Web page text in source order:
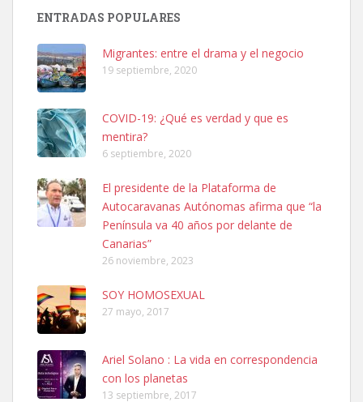
SHIBA PERDIDO AVDA JOSE MESA Y LOPEZ
06/07/2025 ZONA MESA Y LOPEZ. ES MUY ASUSTADIZO
Leales.org » Gran Canaria | 6.7.2025
Ninfa perdida
El día 5 se los perdió una ninfa papillera, asustada tiene miedo a la
Leales.org » Gran Canaria
6.7.2025
Adopcion
ENTRADAS POPULARES
Migrantes: entre el drama y el negocio
19 septiembre, 2020
COVID-19: ¿Qué es verdad y que es
mentira?
6 septiembre, 2020
El presidente de la Plataforma de
Autocaravanas Autónomas afirma que “la
Península va 40 años por delante de
Canarias”
26 noviembre, 2023
SOY HOMOSEXUAL
27 mayo, 2017
Ariel Solano : La vida en correspondencia
con los planetas
13 septiembre, 2017